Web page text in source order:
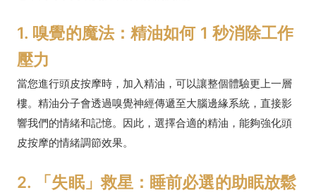
1. 嗅覺的魔法：精油如何 1 秒消除工作
壓力
當您進行頭皮按摩時，加入精油，可以讓整個體驗更上一層
樓。精油分子會透過嗅覺神經傳遞至大腦邊緣系統，直接影
響我們的情緒和記憶。因此，選擇合適的精油，能夠強化頭
皮按摩的情緒調節效果。
2. 「失眠」救星：睡前必選的助眠放鬆